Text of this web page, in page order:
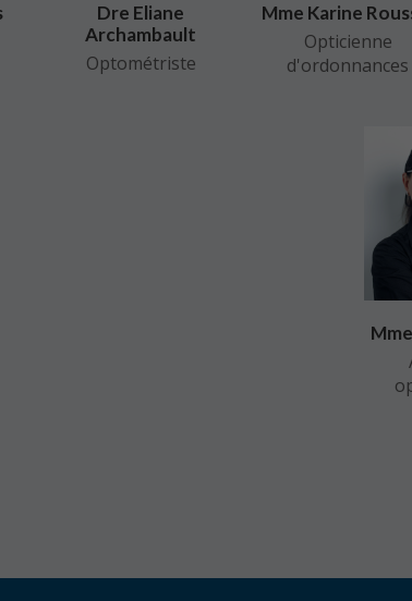
Dre Eliane
Archambault
Optométriste
Mme Karine
Opticienne
d'ordonnances